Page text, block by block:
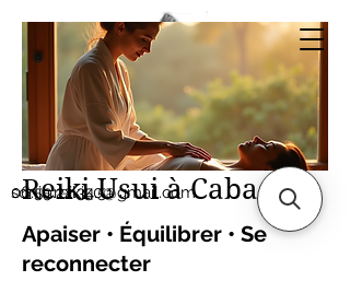
sonia.reiki50@gmail.com
06.59.22.34.51
Sonia SERBINI
Thérapeute soins
énergétiques Reiki Usui
Reiki Usui à Cabasse
Apaiser • Équilibrer • Se
reconnecter